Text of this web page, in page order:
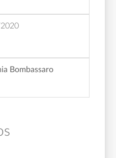
Bombassaro